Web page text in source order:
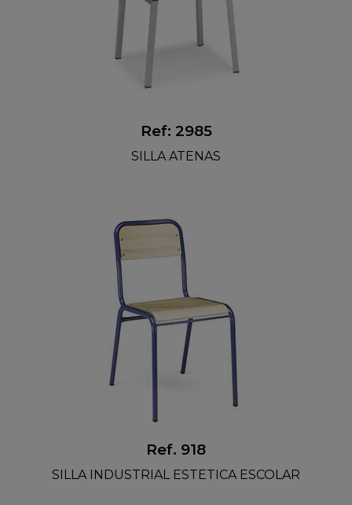
Ref: 2985
SILLA ATENAS
Ref. 918
SILLA INDUSTRIAL ESTETICA ESCOLAR